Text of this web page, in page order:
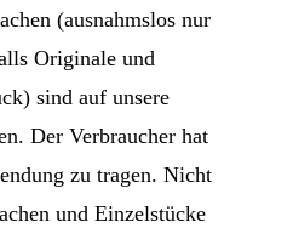
(ausnahmslos nur
Originale und
sind auf unsere
Der Verbraucher hat
zu tragen. Nicht
und Einzelstücke